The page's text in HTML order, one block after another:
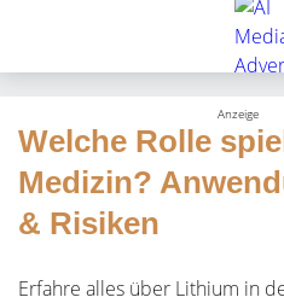
Welche Rolle
Medizin?
& Risiken
Erfahre alles über Lithium in